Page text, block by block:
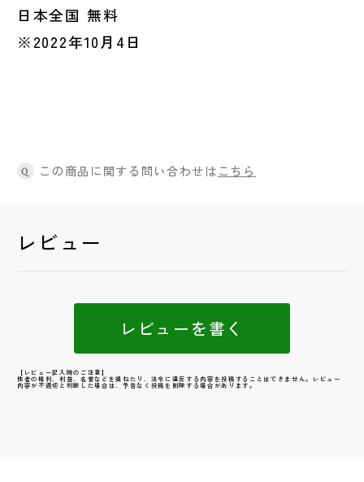
日本全国 無料
※2022年10月4日
Q この商品に関する問い合わせはこちら
レビュー
レビューを書く
【レビュー記入時のご注意】
他者の権利、利益、名誉などを損ねたり、法令に違反する内容を投稿することはできません。レビュー
内容が不適切と判断した場合は、予告なく投稿を削除する場合があります。